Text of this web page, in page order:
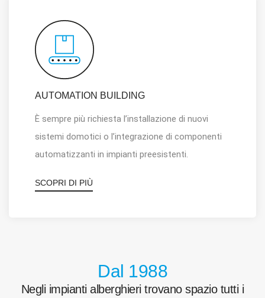
AUTOMATION BUILDING
È sempre più richiesta l’installazione di nuovi
sistemi domotici o l’integrazione di componenti
automatizzanti in impianti preesistenti.
SCOPRI DI PIÙ
Dal 1988
Negli impianti alberghieri trovano spazio tutti i